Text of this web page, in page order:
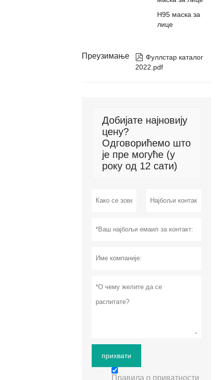
Н95 маска за
лице
Преузимање  Фуллстар каталог
2022.pdf
Добијате најновију
цену?
Одговорићемо што
је пре могуће (у
року од 12 сати)
прихвати
Правила о приватности